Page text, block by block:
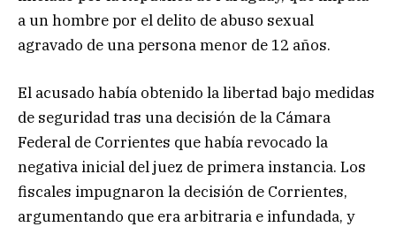
a un hombre por el delito de abuso sexual
agravado de una persona menor de 12 años.
El acusado había obtenido la libertad bajo medidas
de seguridad tras una decisión de la Cámara
Federal de Corrientes que había revocado la
negativa inicial del juez de primera instancia. Los
fiscales impugnaron la decisión de Corrientes,
argumentando que era arbitraria e infundada, y